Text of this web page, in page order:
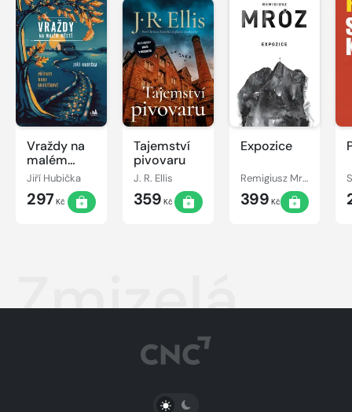
Vraždy na
malém
městě -
Dany
Králíčkové
Jiří Hubička
297Kč
Tajemství
pivovaru
J. R. Ellis
359 Kč
Expozice
Remigiusz Mróz
399 Kč
Zmizelá
PŘEPNOUT SVĚTLÝ/TMAVÝ REŽIM